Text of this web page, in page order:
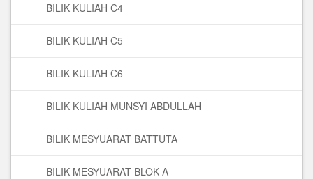
BILIK KULIAH C4
BILIK KULIAH C5
BILIK KULIAH C6
BILIK KULIAH MUNSYI ABDULLAH
BILIK MESYUARAT BATTUTA
BILIK MESYUARAT BLOK A